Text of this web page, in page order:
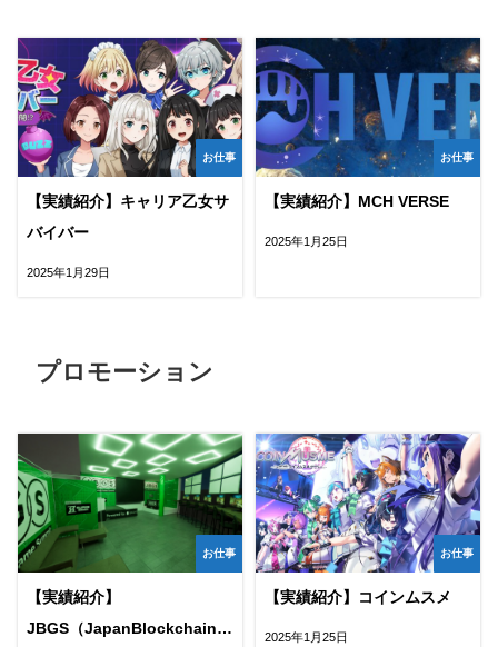
お仕事
【実績紹介】キャリア乙女サ
バイバー
2025年1月29日
お仕事
【実績紹介】MCH VERSE
2025年1月25日
プロモーション
お仕事
【実績紹介】
JBGS（JapanBlockchainGameSummit）
お仕事
【実績紹介】コインムスメ
2025年1月25日